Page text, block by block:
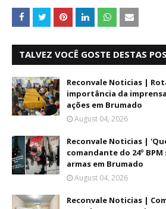
TALVEZ VOCÊ GOSTE DESTAS
Reconvale Noticias |
importância da
ações em Brumado
August 04, 2026
Reconvale Noticias |
comandante do 24º
armas em Brumado
August 04, 2026
Reconvale Noticias |